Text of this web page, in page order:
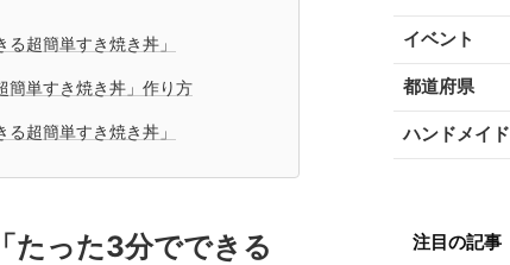
超簡単すき焼き丼」
簡単すき焼き丼」作り方
超簡単すき焼き丼」
たった3分でできる
イベント
都道府県
ハンドメイド
注目の記事